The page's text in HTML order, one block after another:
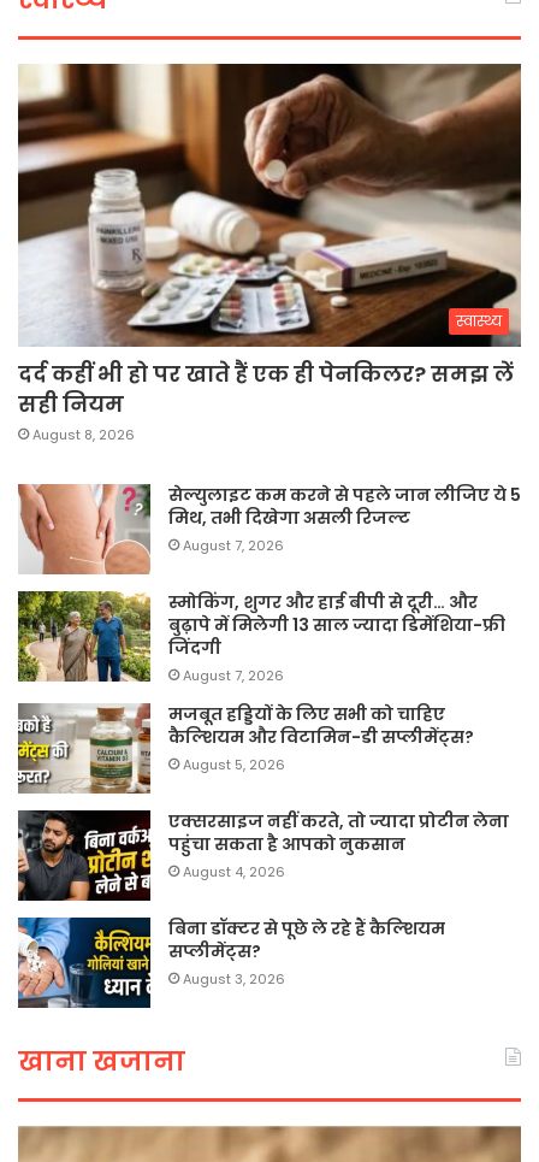
स्वास्थ्य
दर्द कहीं भी हो पर खाते हैं एक ही पेनकिलर? समझ लें
सही नियम
August 8, 2026
सेल्युलाइट कम करने से पहले जान लीजिए ये 5
मिथ, तभी दिखेगा असली रिजल्ट
August 7, 2026
स्मोकिंग, शुगर और हाई बीपी से दूरी… और
बुढ़ापे में मिलेगी 13 साल ज्यादा डिमेंशिया-फ्री
जिंदगी
August 7, 2026
मजबूत हड्डियों के लिए सभी को चाहिए
कैल्शियम और विटामिन-डी सप्लीमेंट्स?
August 5, 2026
एक्सरसाइज नहीं करते, तो ज्यादा प्रोटीन लेना
पहुंचा सकता है आपको नुकसान
August 4, 2026
बिना डॉक्टर से पूछे ले रहे हैं कैल्शियम
सप्लीमेंट्स?
August 3, 2026
खाना खजाना